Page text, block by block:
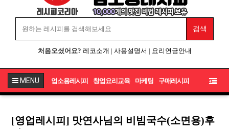
처음오셨어요? 레코소개 | 사용설명서 | 요리연금안내
MENU 업소용레시피 창업요리교육 마케팅 구매레시피
[영업레시피] 맛연사님의 비빔국수(소면용)후